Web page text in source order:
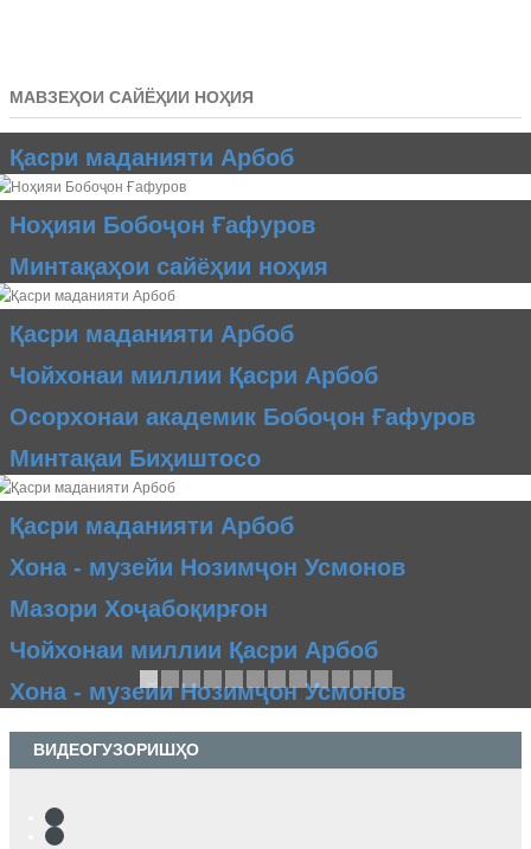
МАВЗЕҲОИ САЙЁҲИИ НОҲИЯ
Қасри маданияти Арбоб
Ноҳияи Бобоҷон Ғафуров
Минтақаҳои сайёҳии ноҳия
Қасри маданияти Арбоб
Чойхонаи миллии Қасри Арбоб
Осорхонаи академик Бобоҷон Ғафуров
Минтақаи Биҳиштосо
Қасри маданияти Арбоб
Хона - музейи Нозимҷон Усмонов
Мазори Хоҷабоқирғон
Чойхонаи миллии Қасри Арбоб
Хона - музейи Нозимҷон Усмонов
ВИДЕОГУЗОРИШҲО